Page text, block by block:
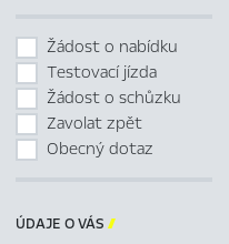
Žádost o nabídku
Testovací jízda
Žádost o schůzku
Zavolat zpět
Obecný dotaz
ÚDAJE O VÁS 